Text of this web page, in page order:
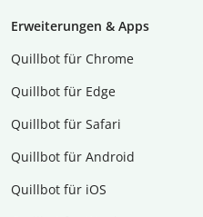
Erweiterungen & Apps
Quillbot für Chrome
Quillbot für Edge
Quillbot für Safari
Quillbot für Android
Quillbot für iOS